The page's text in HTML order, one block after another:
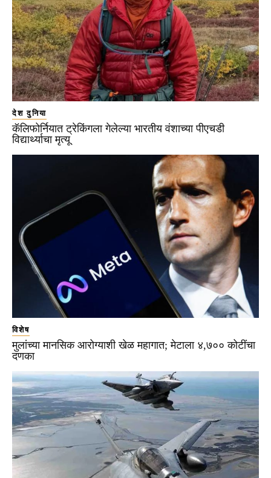
देश दुनिया
कॅलिफोर्नियात ट्रेकिंगला गेलेल्या भारतीय वंशाच्या पीएचडी
विद्यार्थ्याचा मृत्यू
विशेष
मुलांच्या मानसिक आरोग्याशी खेळ महागात; मेटाला ४,७०० कोटींचा
दणका